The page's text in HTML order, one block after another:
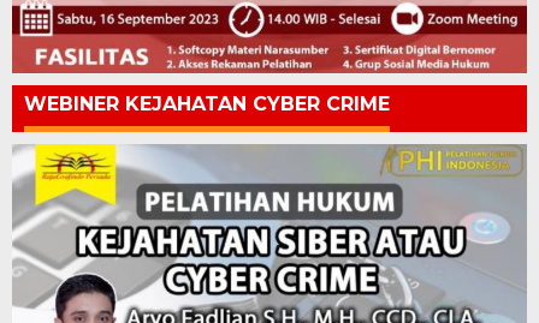
WEBINER KEJAHATAN CYBER CRIME